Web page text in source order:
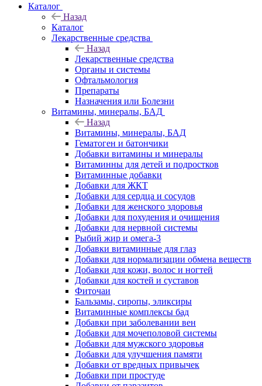
Каталог
Назад
Каталог
Лекарственные средства
Назад
Лекарственные средства
Органы и системы
Офтальмология
Препараты
Назначения или Болезни
Витамины, минералы, БАД
Назад
Витамины, минералы, БАД
Гематоген и батончики
Добавки витамины и минералы
Витаминны для детей и подростков
Витаминные добавки
Добавки для ЖКТ
Добавки для сердца и сосудов
Добавки для женского здоровья
Добавки для похудения и очищения
Добавки для нервной системы
Рыбий жир и омега-3
Добавки витаминные для глаз
Добавки для нормализации обмена веществ
Добавки для кожи, волос и ногтей
Добавки для костей и суставов
Фиточаи
Бальзамы, сиропы, эликсиры
Витаминные комплексы бад
Добавки при заболевании вен
Добавки для мочеполовой системы
Добавки для мужского здоровья
Добавки для улучшения памяти
Добавки от вредных привычек
Добавки при простуде